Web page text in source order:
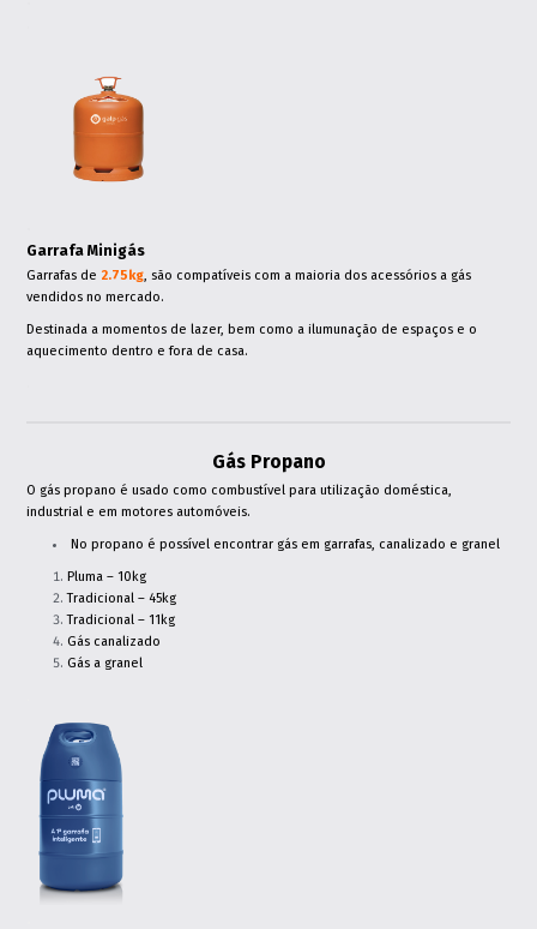
Garrafa Minigás
Garrafas de 2.75kg, são compatíveis com a maioria dos acessórios a gás
vendidos no mercado.
Destinada a momentos de lazer, bem como a ilumunação de espaços e o
aquecimento dentro e fora de casa.
Gás Propano
O gás propano é usado como combustível para utilização doméstica,
industrial e em motores automóveis.
No propano é possível encontrar gás em garrafas, canalizado e granel
Pluma – 10kg
Tradicional – 45kg
Tradicional – 11kg
Gás canalizado
Gás a granel